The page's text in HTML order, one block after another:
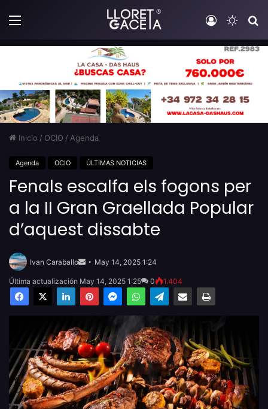
Menú Iniciar
Inicio / OCIO / Agenda
Agenda OCIO ÚLTIMAS NOTICIAS
Fenals escalfa els fogons per
a la II Gran Graellada Popular
d’aquest dissabte
Ivan Caraballo
email
May 14, 2025 1:24
Última actualización May 14, 2025 1:25 0 1.404
Facebook
X LinkedInPinterestMessengerWhatsAppTelegramCompartir por email Imprimir